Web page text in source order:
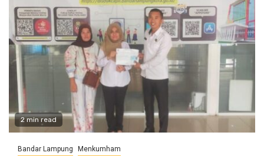
2 min read
Bandar Lampung Menkumham